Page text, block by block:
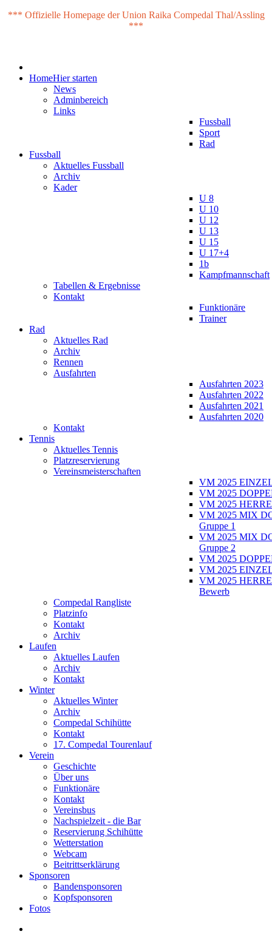
*** Offizielle Homepage der Union Raika Compedal Thal/Assling
***
HomeHier starten
News
Adminbereich
Links
Fussball
Sport
Rad
Fussball
Aktuelles Fussball
Archiv
Kader
U 8
U 10
U 12
U 13
U 15
U 17+4
1b
Kampfmannschaft
Tabellen & Ergebnisse
Kontakt
Funktionäre
Trainer
Rad
Aktuelles Rad
Archiv
Rennen
Ausfahrten
Ausfahrten 2023
Ausfahrten 2022
Ausfahrten 2021
Ausfahrten 2020
Kontakt
Tennis
Aktuelles Tennis
Platzreservierung
Vereinsmeisterschaften
VM 2025
VM 2025
VM 2025
VM 2025 MIX
Gruppe 1
VM 2025 MIX
Gruppe 2
VM 2025
VM 2025
VM 2025
Bewerb
Compedal Rangliste
Platzinfo
Kontakt
Archiv
Laufen
Aktuelles Laufen
Archiv
Kontakt
Winter
Aktuelles Winter
Archiv
Compedal Schihütte
Kontakt
17. Compedal Tourenlauf
Verein
Geschichte
Über uns
Funktionäre
Kontakt
Vereinsbus
Nachspielzeit - die Bar
Reservierung Schihütte
Wetterstation
Webcam
Beitrittserklärung
Sponsoren
Bandensponsoren
Kopfsponsoren
Fotos